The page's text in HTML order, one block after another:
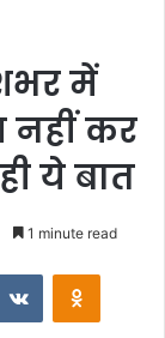
में
नहीं कर
ये बात
1 minute read
VKontakte